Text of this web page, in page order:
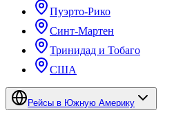
Пуэрто-Рико
Синт-Мартен
Тринидад и Тобаго
США
Рейсы в Южную Америку